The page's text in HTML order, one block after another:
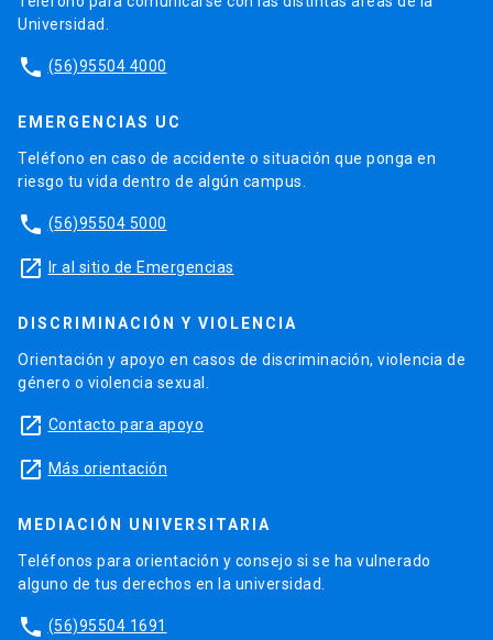
Universidad.
phone (56)95504 4000
EMERGENCIAS UC
Teléfono en caso de accidente o situación que ponga en
riesgo tu vida dentro de algún campus.
phone (56)95504 5000
launch Ir al sitio de Emergencias
DISCRIMINACIÓN Y VIOLENCIA
Orientación y apoyo en casos de discriminación, violencia de
género o violencia sexual.
launch Contacto para apoyo
launch Más orientación
MEDIACIÓN UNIVERSITARIA
Teléfonos para orientación y consejo si se ha vulnerado
alguno de tus derechos en la universidad.
phone (56)95504 1691